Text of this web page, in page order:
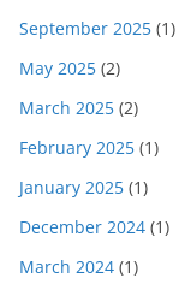
September 2025 (1)
May 2025 (2)
March 2025 (2)
February 2025 (1)
January 2025 (1)
December 2024 (1)
March 2024 (1)